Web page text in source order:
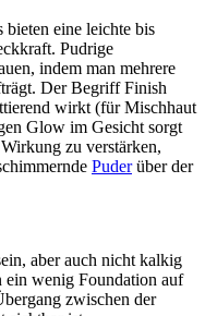
eine leichte bis
Pudrige
indem man mehrere
Der Begriff Finish
wirkt (für Mischhaut
Glow im Gesicht sorgt
zu verstärken,
Puderüber der
aber auch nicht kalkig
ein wenig Foundation auf
zwischen der